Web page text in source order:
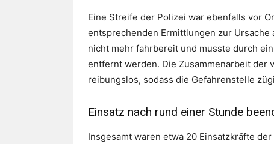
Foto: Kreisfeuerwehrverband Traunstein
Eine Streife der Polizei war ebenfalls vor
entsprechenden Ermittlungen zur Ursache
nicht mehr fahrbereit und musste durch
entfernt werden. Die Zusammenarbeit
reibungslos, sodass die Gefahrenstelle
Einsatz nach rund einer Stunde
Insgesamt waren etwa 20 Einsatzkräfte